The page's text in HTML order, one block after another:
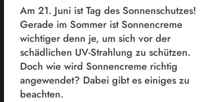
Am 21. Juni ist Tag des Sonnenschutzes!
Gerade im Sommer ist Sonnencreme
wichtiger denn je, um sich vor der
schädlichen UV-Strahlung zu schützen.
Doch wie wird Sonnencreme richtig
angewendet? Dabei gibt es einiges zu
beachten.